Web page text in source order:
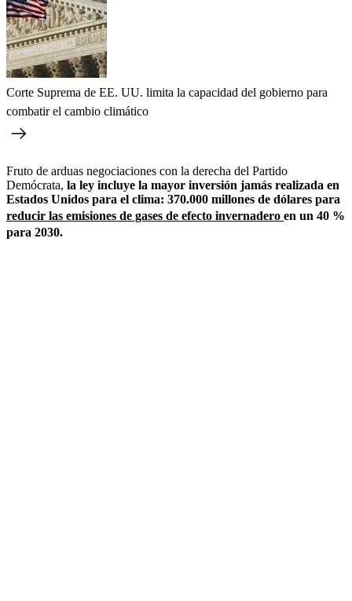
Corte Suprema de EE. UU. limita la capacidad del gobierno para
combatir el cambio climático
Fruto de arduas negociaciones con la derecha del Partido
Demócrata, la ley incluye la mayor inversión jamás realizada en
Estados Unidos para el clima: 370.000 millones de dólares para
reducir las emisiones de gases de efecto invernadero en un 40 %
para 2030.